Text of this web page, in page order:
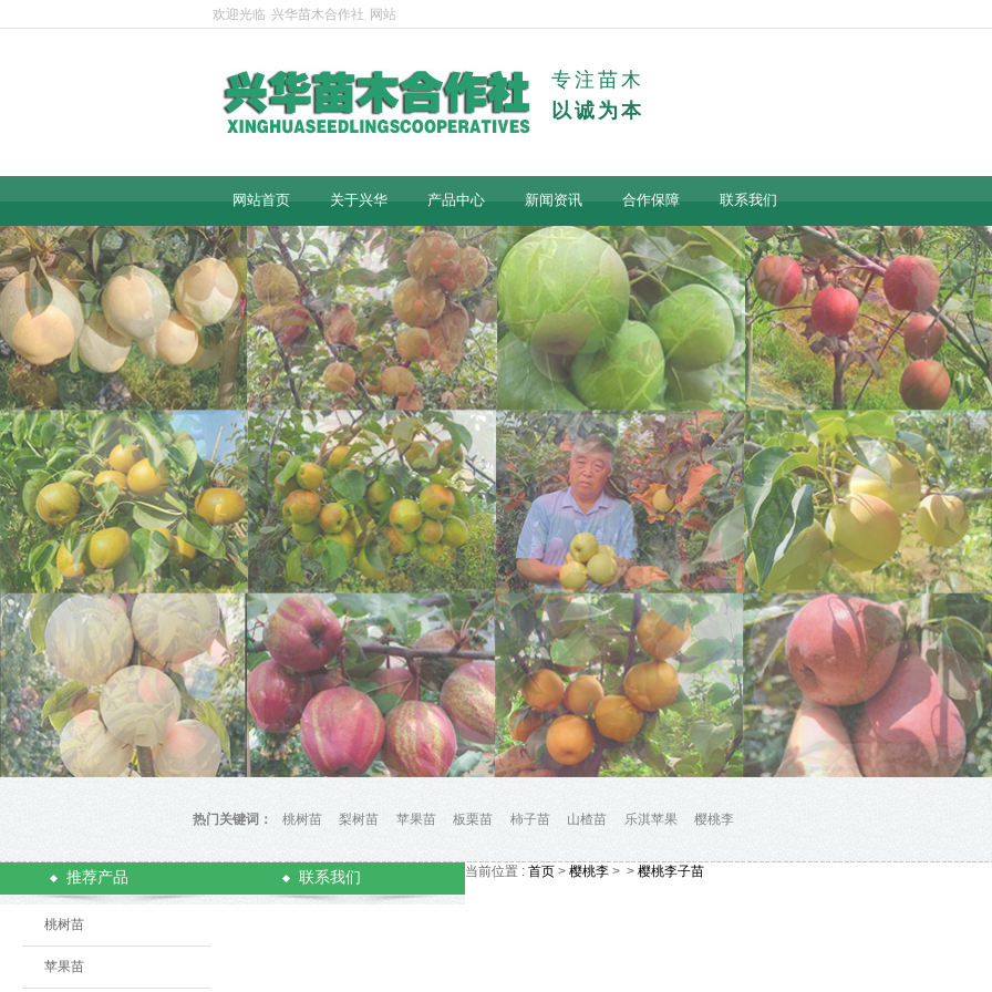
欢迎光临 兴华苗木合作社 网站
专注苗木
以诚为本
网站首页 关于兴华 产品中心 新闻资讯 合作保障 联系我们
热门关键词： 桃树苗 梨树苗 苹果苗 板栗苗 柿子苗 山楂苗 乐淇苹果 樱桃李
推荐产品
桃树苗
苹果苗
联系我们 当前位置 : 首页 > 樱桃李 > > 樱桃李子苗